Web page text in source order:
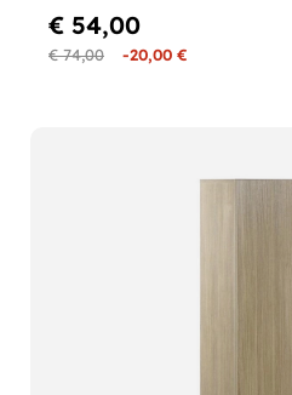
€ 74,00 -20,00 €
€ 54,00